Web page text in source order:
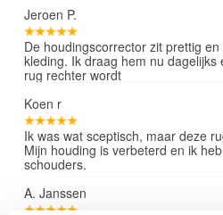
Jeroen P.
De houdingscorrector zit prettig
kleding. Ik draag hem nu dagelijks
rug rechter wordt
Koen r
Ik was wat sceptisch, maar deze
Mijn houding is verbeterd en ik
schouders.
A. Janssen